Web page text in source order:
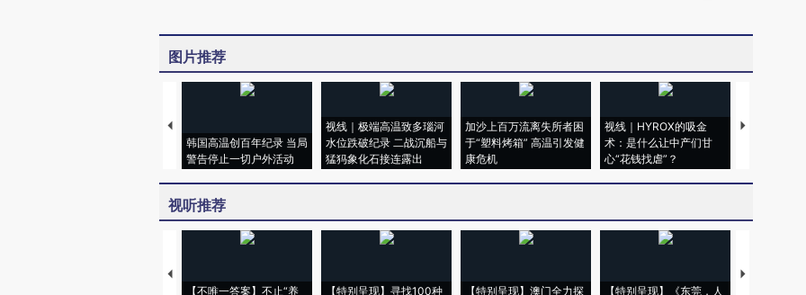
图片推荐
韩国高温创百年纪录 当局
警告停止一切户外活动
视线｜极端高温致多瑙河
水位跌破纪录 二战沉船与
猛犸象化石接连露出
加沙上百万流离失所者困
于“塑料烤箱” 高温引发健
康危机
视线｜HYROX的吸金
术：是什么让中产们甘
心“花钱找虐”？
马航飞行员
视听推荐
【不唯一答案】不止“养 【特别呈现】寻找100种 【特别呈现】澳门全力探 【特别呈现】《东莞，人
【推广】走